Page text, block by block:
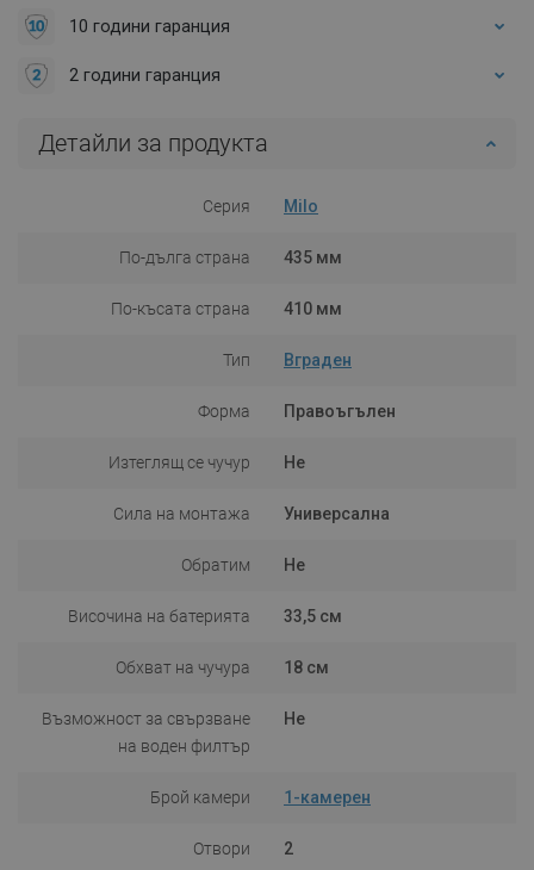
10 години гаранция
2 години гаранция
Детайли за продукта
Серия Milo
По-дълга страна 435 мм
По-късата страна 410 мм
Тип Вграден
Форма Правоъгълен
Изтеглящ се чучур Не
Сила на монтажа Универсална
Обратим Не
Височина на батерията 33,5 см
Обхват на чучура 18 см
Възможност за свързване
на воден филтър
Не
Брой камери 1-камерен
Отвори 2